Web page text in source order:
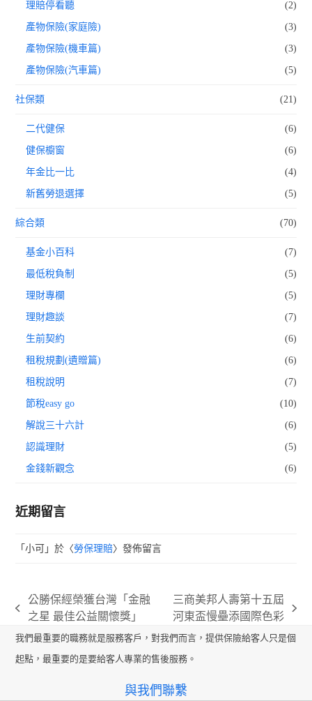
理賠停看聽 (2)
產物保險(家庭險) (3)
產物保險(機車篇) (3)
產物保險(汽車篇) (5)
社保類 (21)
二代健保 (6)
健保櫥窗 (6)
年金比一比 (4)
新舊勞退選擇 (5)
綜合類 (70)
基金小百科 (7)
最低稅負制 (5)
理財專欄 (5)
理財趣談 (7)
生前契約 (6)
租稅規劃(遺贈篇) (6)
租稅說明 (7)
節稅easy go (10)
解說三十六計 (6)
認識理財 (5)
金錢新觀念 (6)
近期留言
「小可 」於〈勞保理賠〉發佈留言
previous
post:
公勝保經榮獲台灣「金融
之星 最佳公益關懷獎」
next
post:
三商美邦人壽第十五屆
河東盃慢壘添國際色彩
我們最重要的職務就是服務客戶，對我們而言，提供保險給客人只是個
起點，最重要的是要給客人專業的售後服務。
與我們聯繫